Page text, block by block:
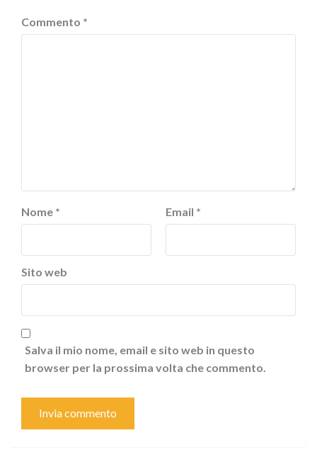
Commento *
Nome * Email *
Sito web
Salva il mio nome, email e sito web in questo
browser per la prossima volta che commento.